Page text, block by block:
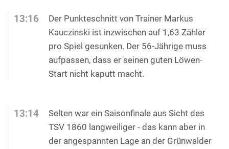
13:16
Der Punkteschnitt von Trainer Markus
Kauczinski ist inzwischen auf 1,63 Zähler
pro Spiel gesunken. Der 56-Jährige muss
aufpassen, dass er seinen guten Löwen-
Start nicht kaputt macht.
13:14
Selten war ein Saisonfinale aus Sicht des
TSV 1860 langweiliger - das kann aber in
der angespannten Lage an der Grünwalder